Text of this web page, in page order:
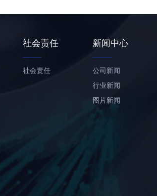
社会责任
社会责任
新闻中心
公司新闻
行业新闻
图片新闻